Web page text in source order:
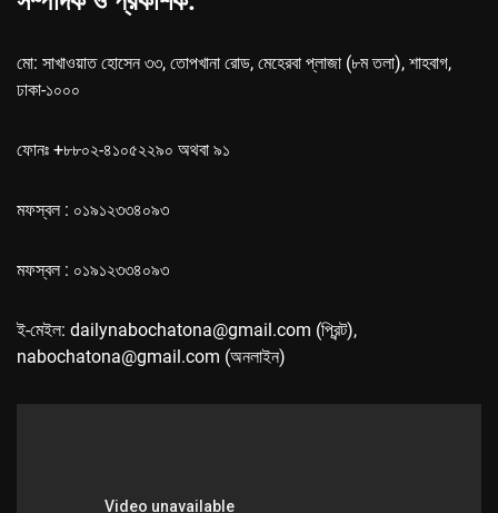
মো: সাখাওয়াত হোসেন ৩৩, তোপখানা রোড, মেহেরবা প্লাজা (৮ম তলা), শাহবাগ,
ঢাকা-১০০০
ফোনঃ +৮৮০২-৪১০৫২২৯০ অথবা ৯১
মফস্বল : ০১৯১২৩৩৪০৯৩
মফস্বল : ০১৯১২৩৩৪০৯৩
ই-মেইল: dailynabochatona@gmail.com (প্রিন্ট),
nabochatona@gmail.com (অনলাইন)